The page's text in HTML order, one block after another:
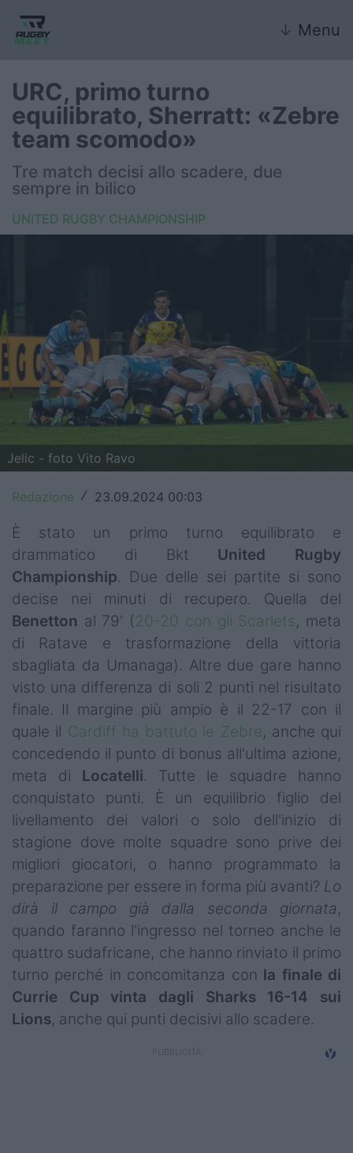
↓ Menu
Nazionale
Nazionali giovanili
Rugby Sevens
FIR
6 Nazioni
United Rugby Championship
Top14
Premiership
Champions Cup
Rugby World Cup
Super Rugby
Rugby in TV
Mercato
Serie A Elite
Campionati
Serie A
Serie B
Serie C
Femminile
Giovanili
Coppa Italia
Minirugby
Eventi
URC, primo turno
equilibrato, Sherratt: «Zebre
team scomodo»
Tre match decisi allo scadere, due
sempre in bilico
UNITED RUGBY CHAMPIONSHIP
Jelic - foto Vito Ravo
Redazione / 23.09.2024 00:03
È stato un primo turno equilibrato e
drammatico di Bkt United Rugby
Championship. Due delle sei partite si sono
decise nei minuti di recupero. Quella del
Benetton al 79' (20-20 con gli Scarlets, meta
di Ratave e trasformazione della vittoria
sbagliata da Umanaga). Altre due gare hanno
visto una differenza di soli 2 punti nel risultato
finale. Il margine più ampio è il 22-17 con il
quale il Cardiff ha battuto le Zebre, anche qui
concedendo il punto di bonus all'ultima azione,
meta di Locatelli. Tutte le squadre hanno
conquistato punti. È un equilibrio figlio del
livellamento dei valori o solo dell'inizio di
stagione dove molte squadre sono prive dei
migliori giocatori, o hanno programmato la
preparazione per essere in forma più avanti? Lo
dirà il campo già dalla seconda giornata,
quando faranno l'ingresso nel torneo anche le
quattro sudafricane, che hanno rinviato il primo
turno perché in concomitanza con la finale di
Currie Cup vinta dagli Sharks 16-14 sui
Lions, anche qui punti decisivi allo scadere.